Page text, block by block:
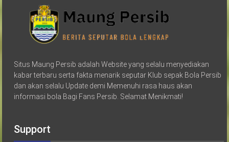
Situs Maung Persib adalah Website yang selalu menyediakan
kabar terbaru serta fakta menarik seputar Klub sepak Bola Persib
dan akan selalu Update demi Memenuhi rasa haus akan
informasi bola Bagi Fans Persib. Selamat Menikmati!
Support